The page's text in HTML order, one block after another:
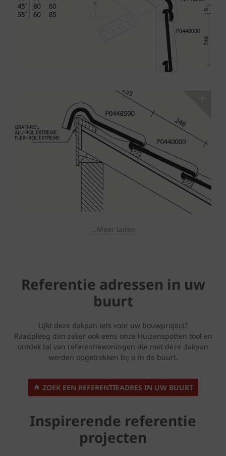
...Meer laden
Referentie adressen in uw
buurt
Lijkt deze dakpan iets voor uw bouwproject?
Raadpleeg dan zeker ook eens onze Huizenspotten tool en
ontdek tal van referentiewoningen die met deze dakpan
werden opgetrokken bij u in de buurt.
ZOEK EEN REFERENTIEADRES IN UW BUURT
Inspirerende referentie
projecten